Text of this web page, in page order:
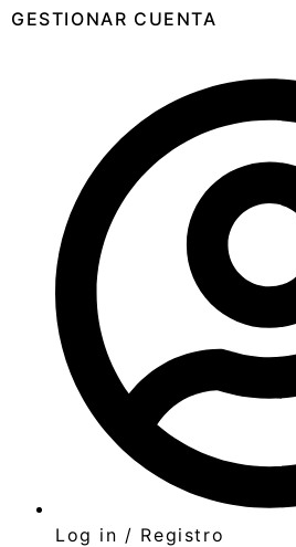
GESTIONAR CUENTA
Log in / Registro